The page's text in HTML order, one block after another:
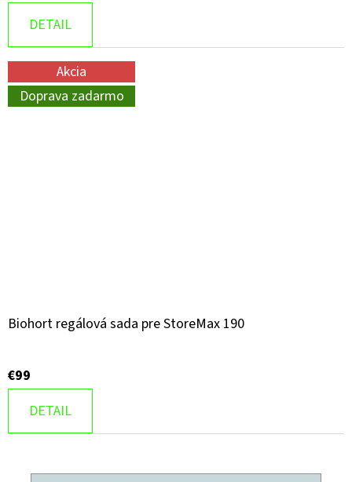
DETAIL
Akcia
Doprava zadarmo
Biohort regálová sada pre StoreMax 190
€99
DETAIL